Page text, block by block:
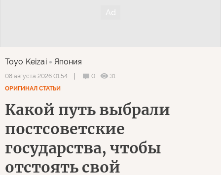
Toyo Keizai Япония
08 августа 2026 01:54 0
31
ОРИГИНАЛ СТАТЬИ
Какой путь выбрали
постсоветские
государства, чтобы
отстоять свой